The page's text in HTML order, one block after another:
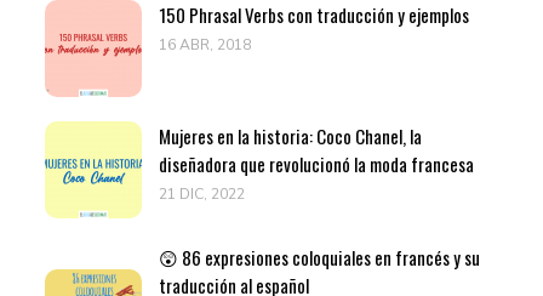
150 Phrasal Verbs con traducción y ejemplos
16 ABR, 2018
Mujeres en la historia: Coco Chanel, la
diseñadora que revolucionó la moda francesa
21 DIC, 2022
😲 86 expresiones coloquiales en francés y su
traducción al español